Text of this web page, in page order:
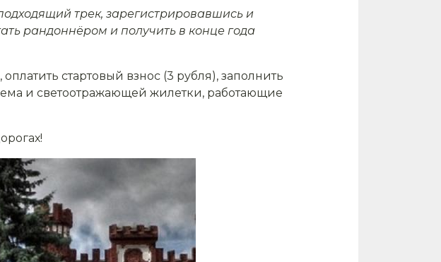
трек, зарегистрировавшись и
рандоннёром и получить в конце года
, оплатить стартовый взнос (3 рубля), заполнить
и светоотражающей жилетки, работающие